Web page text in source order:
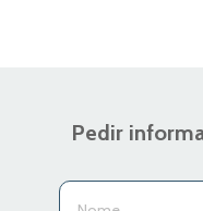
Pedir